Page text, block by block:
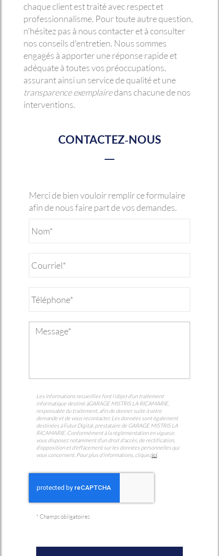
chaque client est traité avec respect et
professionnalisme. Pour toute autre question,
n'hésitez pas à nous contacter et à consulter
nos conseils d'entretien. Nous sommes
engagés à apporter une réponse rapide et
adéquate à toutes vos préoccupations,
assurant ainsi un service de qualité et une
transparence exemplairedans chacune de nos
interventions.
CONTACTEZ-NOUS
Merci de bien vouloir remplir ce formulaire
afin de nous faire part de vos demandes.
Les informations recueillies font l’objet d’un traitement
informatique destiné àGARAGE MISTRIS LA RICAMARIE,
responsable du traitement, afin de donner suite à votre
demande et de vous recontacter. Les données sont également
destinées à Futur Digital, prestataire de GARAGE MISTRIS LA
RICAMARIE. Conformément à la réglementation en vigueur,
vous disposez notamment d'un droit d'accès, de rectification,
d'opposition et d'effacement sur les données personnelles qui
vous concernent. Pour plus d’informations, cliquezici.
* Champs obligatoires